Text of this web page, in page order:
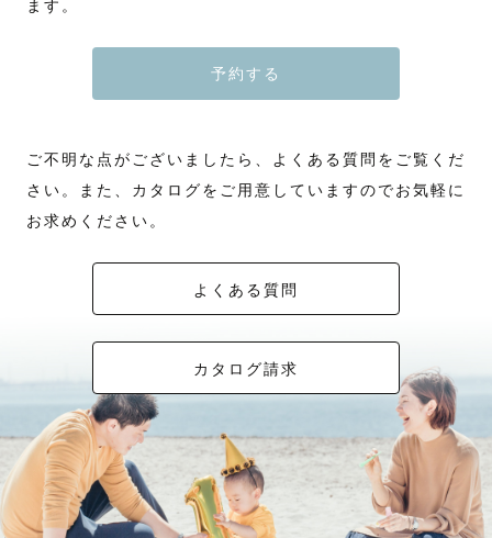
ます。
予約する
ご不明な点がございましたら、よくある質問をご覧くだ
さい。また、カタログをご用意していますのでお気軽に
お求めください。
よくある質問
カタログ請求